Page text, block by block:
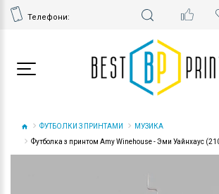
Телефони:
ФУТБОЛКИ З ПРИНТАМИ
МУЗИКА
Футболка з принтом Amy Winehouse - Эми Уайнхаус